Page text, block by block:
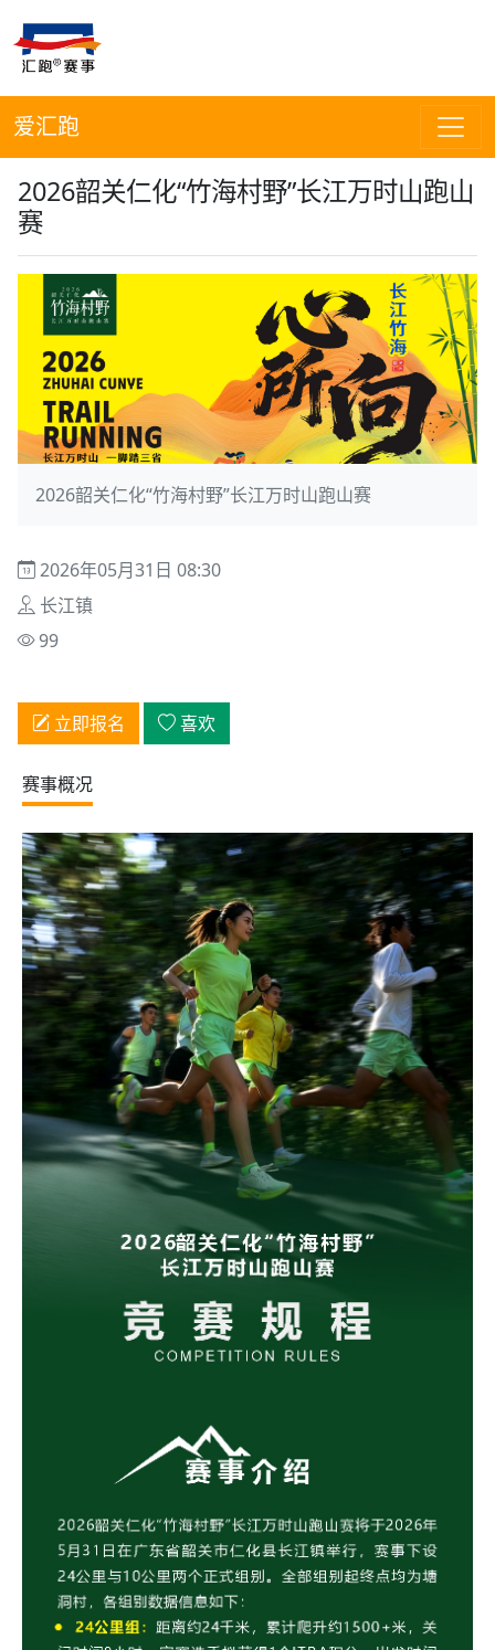
爱汇跑
2026韶关仁化“竹海村野”长江万时山跑山
赛
2026韶关仁化“竹海村野”长江万时山跑山赛
2026年05月31日 08:30
长江镇
99
立即报名 喜欢
赛事概况